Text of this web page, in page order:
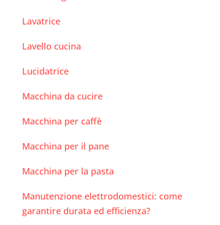
Lavatrice
Lavello cucina
Lucidatrice
Macchina da cucire
Macchina per caffè
Macchina per il pane
Macchina per la pasta
Manutenzione elettrodomestici: come
garantire durata ed efficienza?